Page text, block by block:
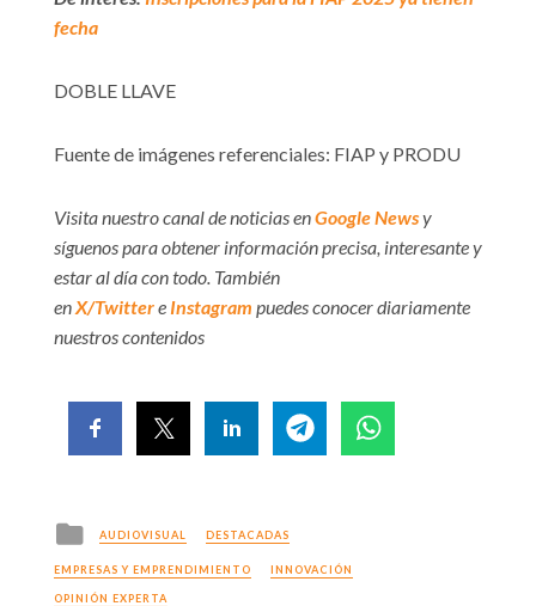
fecha
DOBLE LLAVE
Fuente de imágenes referenciales: FIAP y PRODU
Visita nuestro canal de noticias enGoogle Newsy
síguenos para obtener información precisa, interesante y
estar al día con todo. También
enX/Twittere Instagram puedes conocer diariamente
nuestros contenidos
Posted
in
AUDIOVISUAL DESTACADAS
EMPRESAS Y EMPRENDIMIENTO INNOVACIÓN
OPINIÓN EXPERTA